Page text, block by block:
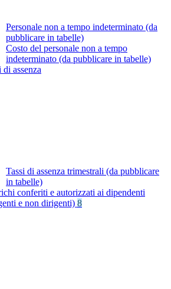
Personale non a tempo indeterminato (da
pubblicare in tabelle)
Costo del personale non a tempo
indeterminato (da pubblicare in tabelle)
di assenza
Tassi di assenza trimestrali (da pubblicare
in tabelle)
conferiti e autorizzati ai dipendenti
e non dirigenti) 8